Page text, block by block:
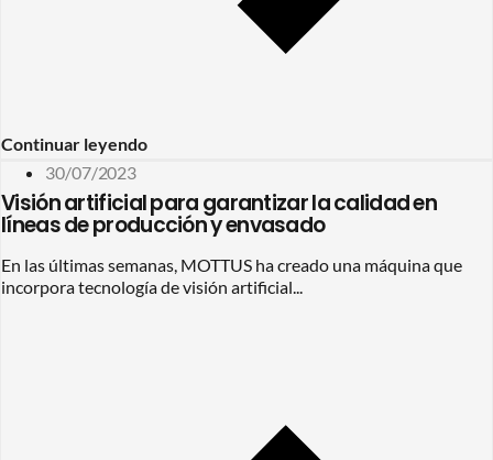
Continuar leyendo
30/07/2023
Visión artificial para garantizar la calidad en
líneas de producción y envasado
En las últimas semanas, MOTTUS ha creado una máquina que
incorpora tecnología de visión artificial...